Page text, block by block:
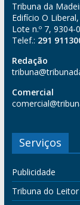
Tribuna da
Edifício O
Lote n.º 7,
Telef.: 291
Redação
Comercial
Serviços
Publicidade
Tribuna do Leitor